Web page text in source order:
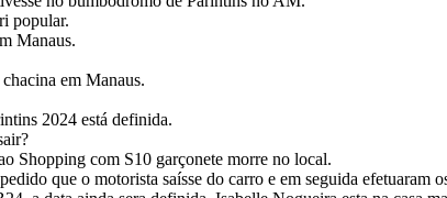
popular.
Manaus.
em Manaus.
2024 está definida.
Shopping com S10 garçonete morre no local.
que o motorista saísse do carro e em seguida efetuaram